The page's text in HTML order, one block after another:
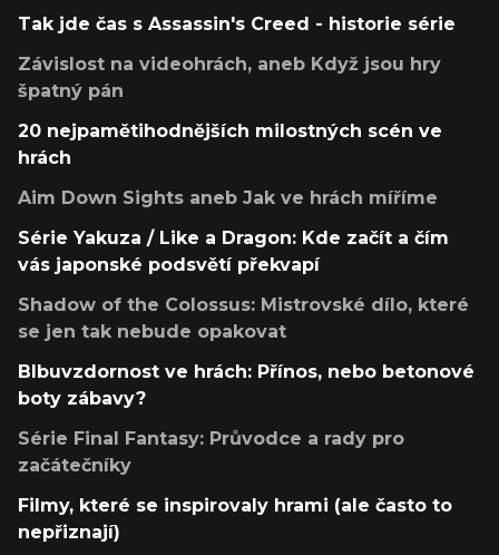
Tak jde čas s Assassin's Creed - historie série
Závislost na videohrách, aneb Když jsou hry
špatný pán
20 nejpamětihodnějších milostných scén ve
hrách
Aim Down Sights aneb Jak ve hrách míříme
Série Yakuza / Like a Dragon: Kde začít a čím
vás japonské podsvětí překvapí
Shadow of the Colossus: Mistrovské dílo, které
se jen tak nebude opakovat
Blbuvzdornost ve hrách: Přínos, nebo betonové
boty zábavy?
Série Final Fantasy: Průvodce a rady pro
začátečníky
Filmy, které se inspirovaly hrami (ale často to
nepřiznají)